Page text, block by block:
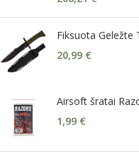
Fiksuota Geležte
20,99 €
Airsoft šratai
1,99 €